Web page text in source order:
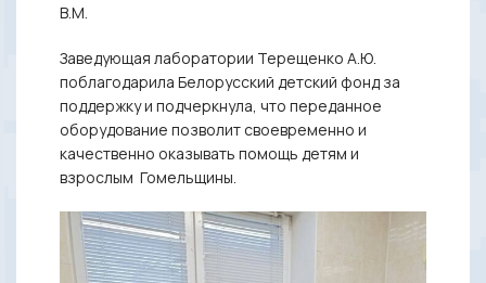
В.М.
Заведующая лаборатории Терещенко А.Ю.
поблагодарила Белорусский детский фонд за
поддержку и подчеркнула, что переданное
оборудование позволит своевременно и
качественно оказывать помощь детям и
взрослым Гомельщины.